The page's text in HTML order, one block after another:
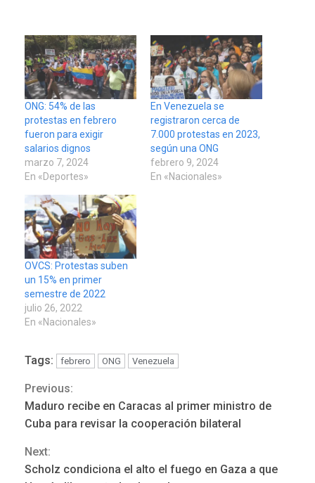
ONG: 54% de las
protestas en febrero
fueron para exigir
salarios dignos
marzo 7, 2024
En «Deportes»
En Venezuela se
registraron cerca de
7.000 protestas en 2023,
según una ONG
febrero 9, 2024
En «Nacionales»
OVCS: Protestas suben
un 15% en primer
semestre de 2022
julio 26, 2022
En «Nacionales»
Tags: febrero ONG Venezuela
Continue
Reading
Previous:
Maduro recibe en Caracas al primer ministro de
Cuba para revisar la cooperación bilateral
Next:
Scholz condiciona el alto el fuego en Gaza a que
3
POLÍTICA
TITULARES
ÚLTIMA HORA
diálogo en Venezuela